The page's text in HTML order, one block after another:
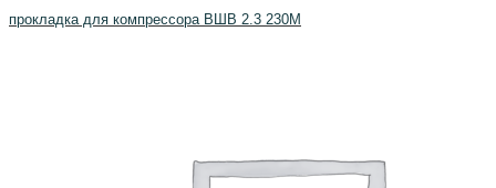
прокладка для компрессора ВШВ 2.3 230М